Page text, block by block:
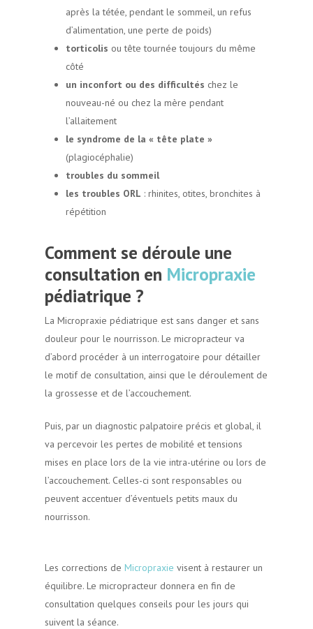
après la tétée, pendant le sommeil, un refus
d’alimentation, une perte de poids)
torticolis ou tête tournée toujours du même
côté
un inconfort ou des difficultés chez le
nouveau-né ou chez la mère pendant
l’allaitement
le syndrome de la « tête plate »
(plagiocéphalie)
troubles du sommeil
les troubles ORL : rhinites, otites, bronchites à
répétition
Comment se déroule une
consultation en Micropraxie
pédiatrique ?
La Micropraxie pédiatrique est sans danger et sans
douleur pour le nourrisson. Le micropracteur va
d’abord procéder à un interrogatoire pour détailler
le motif de consultation, ainsi que le déroulement de
la grossesse et de l’accouchement.
Puis, par un diagnostic palpatoire précis et global, il
va percevoir les pertes de mobilité et tensions
mises en place lors de la vie intra-utérine ou lors de
l’accouchement. Celles-ci sont responsables ou
peuvent accentuer d’éventuels petits maux du
nourrisson.
Les corrections deMicropraxie visent à restaurer un
équilibre. Le micropracteur donnera en fin de
consultation quelques conseils pour les jours qui
suivent la séance.